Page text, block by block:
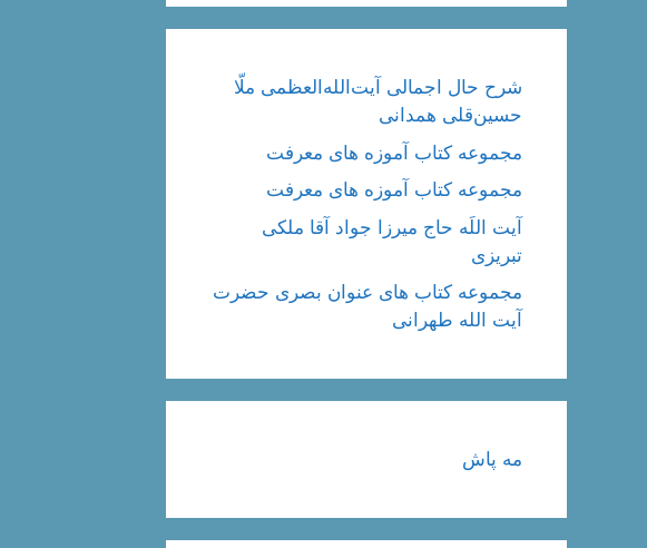
شرح حال اجمالی آیت‌الله‌العظمی ملّا
حسین‌قلی همدانی
مجموعه کتاب آموزه های معرفت
مجموعه کتاب آموزه های معرفت
آیت اللَه حاج میرزا جواد آقا ملکی
تبریزی
مجموعه کتاب های عنوان بصری حضرت
آیت الله طهرانی
مه پاش